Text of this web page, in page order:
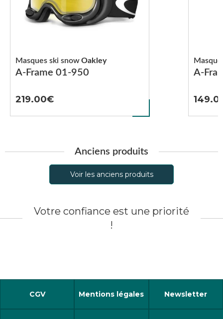
A-Frame 01-950
Masques ski snowOakley
219.00
A-
Anciens produits
Voir les anciens produits
Votre confiance est une priorité
!
CGV Mentions légales Newsletter